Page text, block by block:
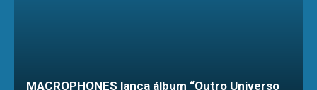
MACROPHONES lança álbum “Outro Universo